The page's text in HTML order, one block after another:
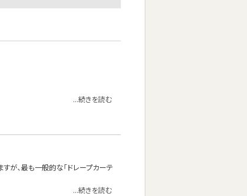
...続きを読む
が、最も一般的な「ドレープカーテ
...続きを読む